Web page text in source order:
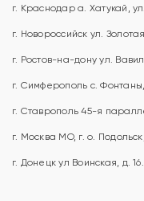
г. Краснодар а.
г. Новороссийск
г. Ростов-на-
г. Симферополь
г. Ставрополь 45-
г. Москва МО, г. о.
г. Донецк ул Воинская, д.